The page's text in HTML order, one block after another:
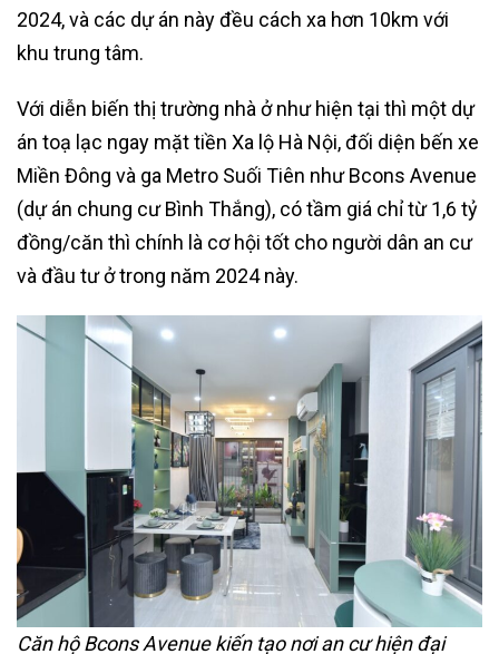
2024, và các dự án này đều cách xa hơn 10km với
khu trung tâm.
Với diễn biến thị trường nhà ở như hiện tại thì một dự
án toạ lạc ngay mặt tiền Xa lộ Hà Nội, đối diện bến xe
Miền Đông và ga Metro Suối Tiên như Bcons Avenue
(dự án chung cư Bình Thắng), có tầm giá chỉ từ 1,6 tỷ
đồng/căn thì chính là cơ hội tốt cho người dân an cư
và đầu tư ở trong năm 2024 này.
Căn hộ Bcons Avenue kiến tạo nơi an cư hiện đại